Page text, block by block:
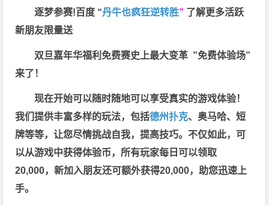
逐梦参赛!百度 “丹牛也疯狂逆转胜” 了解更多活跃
新朋友限量送
双旦嘉年华福利免费赛史上最大变革 ”免费体验场”
来了！
现在开始可以随时随地可以享受真实的游戏体验！
我们提供丰富多样的玩法，包括德州扑克、奥马哈、短
牌等等，让您尽情挑战自我，提高技巧。不仅如此， 可
以从游戏中获得体验币，所有玩家每日可以领取
20,000，新加入朋友还可额外获得20,000，助您迅速上
手。